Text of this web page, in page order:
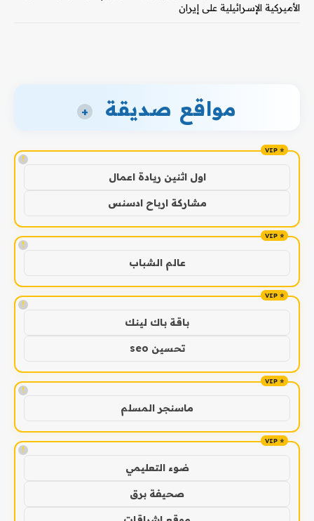
الأميركية الإسرائيلية على إيران
مواقع صديقة +
!
اول اثنين ريادة اعمال
مشاركة ارباح ادسنس
!
عالم الشباب
!
باقة باك لينك
تحسين seo
!
ماسنجر المسلم
!
ضوء التعليمي
صحيفة برق